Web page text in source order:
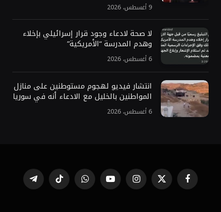
9 أغسطس، 2026
لا صحة لادعاء وجود قرار إسرائيلي بإخلاء
وهدم المدرسة “الأمريكية”
6 أغسطس، 2026
انتشار فيديو لهجوم مستوطنين على منازل
المواطنين بالخليل مع الادعاء أنه في سوريا
6 أغسطس، 2026
فيسبوك X
(Twitter)
الانستغراميوتيوب واتساب تيكتوك تيلقرام